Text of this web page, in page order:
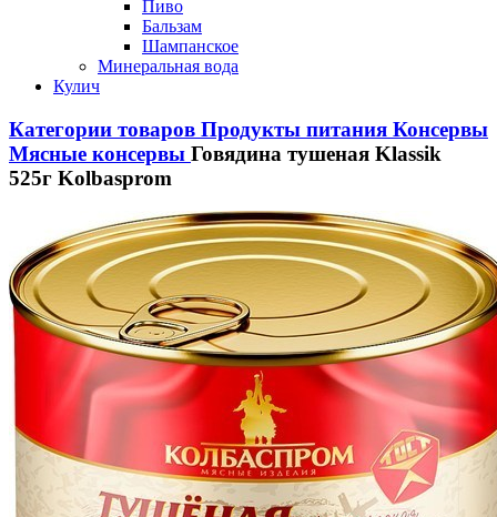
Пиво
Бальзам
Шампанское
Минеральная вода
Кулич
Категории товаров Продукты питания Консервы
Мясные консервы Говядина тушеная Klassik
525г Kolbasprom